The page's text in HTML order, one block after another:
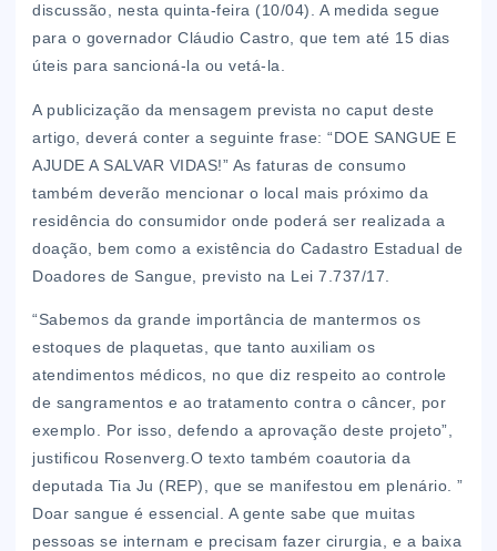
discussão, nesta quinta-feira (10/04). A medida segue
para o governador Cláudio Castro, que tem até 15 dias
úteis para sancioná-la ou vetá-la.
A publicização da mensagem prevista no caput deste
artigo, deverá conter a seguinte frase: “DOE SANGUE E
AJUDE A SALVAR VIDAS!” As faturas de consumo
também deverão mencionar o local mais próximo da
residência do consumidor onde poderá ser realizada a
doação, bem como a existência do Cadastro Estadual de
Doadores de Sangue, previsto na Lei 7.737/17.
“Sabemos da grande importância de mantermos os
estoques de plaquetas, que tanto auxiliam os
atendimentos médicos, no que diz respeito ao controle
de sangramentos e ao tratamento contra o câncer, por
exemplo. Por isso, defendo a aprovação deste projeto”,
justificou Rosenverg.O texto também coautoria da
deputada Tia Ju (REP), que se manifestou em plenário. ”
Doar sangue é essencial. A gente sabe que muitas
pessoas se internam e precisam fazer cirurgia, e a baixa